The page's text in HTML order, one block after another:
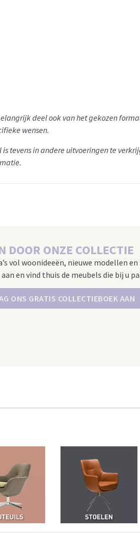
deel ook van het gekozen
wensen.
is tevens in andere uitvoeringen te
DOOR ONZE COLLECTIE
vol woonideeën, nieuwe modellen
en vind thuis de meubels die bij u
ONS GRATIS COLLECTIEBOEK AAN